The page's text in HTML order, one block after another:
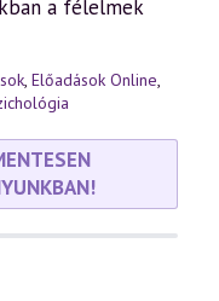
a félelmek
, Előadások Online,